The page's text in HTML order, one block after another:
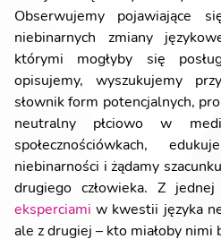
Obserwujemy pojawiające
niebinarnych zmiany
którymi mogłyby się
opisujemy, wyszukujemy
słownik form potencjalnych,
neutralny płciowo w
społecznościówkach,
niebinarności i żądamy
drugiego człowieka. Z
eksperciami w kwestii języka
ale z drugiej – kto miałoby nimi